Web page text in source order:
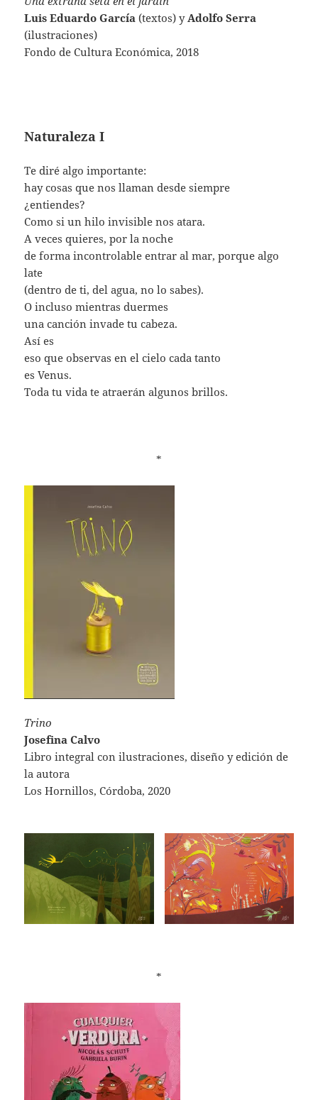
Luis Eduardo García (textos) y Adolfo Serra
(ilustraciones)
Fondo de Cultura Económica, 2018
Naturaleza I
Te diré algo importante:
hay cosas que nos llaman desde siempre
¿entiendes?
Como si un hilo invisible nos atara.
A veces quieres, por la noche
de forma incontrolable entrar al mar, porque algo
late
(dentro de ti, del agua, no lo sabes).
O incluso mientras duermes
una canción invade tu cabeza.
Así es
eso que observas en el cielo cada tanto
es Venus.
Toda tu vida te atraerán algunos brillos.
*
Trino
Josefina Calvo
Libro integral con ilustraciones, diseño y edición de
la autora
Los Hornillos, Córdoba, 2020
*